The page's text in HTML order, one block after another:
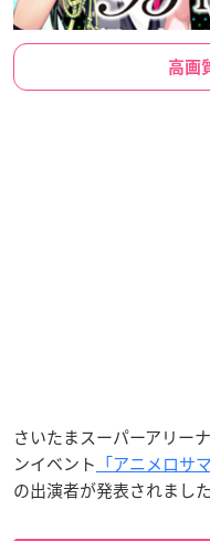
高画
さいたまスーパーアリー
ンイベント 「アニメロサ
の出演者が発表されまし